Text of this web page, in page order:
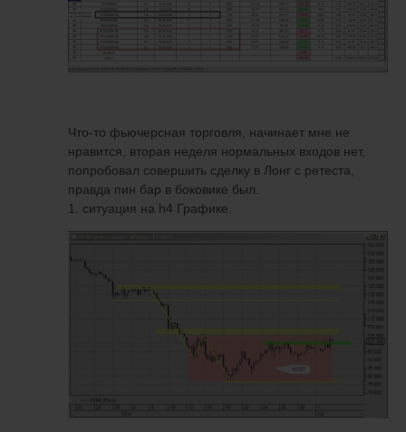
Что-то фьючерсная торговля, начинает мне не
нравится, вторая неделя нормальных входов нет,
попробовал совершить сделку в Лонг с ретеста,
правда пин бар в боковике был.
1. ситуация на h4 Графике.